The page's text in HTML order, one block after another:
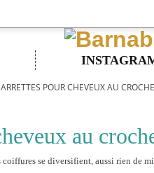
POUR CHEVEUX AU
au
se diversifient, aussi rien de